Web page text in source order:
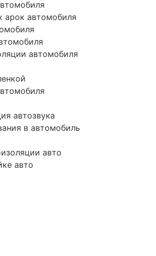
арок автомобиля
автомобиля
автозвука
в автомобиль
авто
авто